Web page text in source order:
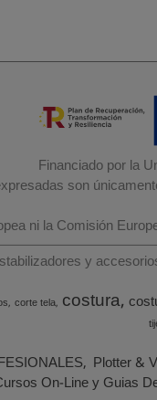
Financiado por la
son
ni la Comisión
y
corte tela costura
Plotter &
On-Line y Guias